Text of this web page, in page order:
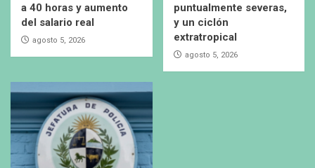
a 40 horas y aumento
del salario real
agosto 5, 2026
puntualmente severas,
y un ciclón
extratropical
agosto 5, 2026